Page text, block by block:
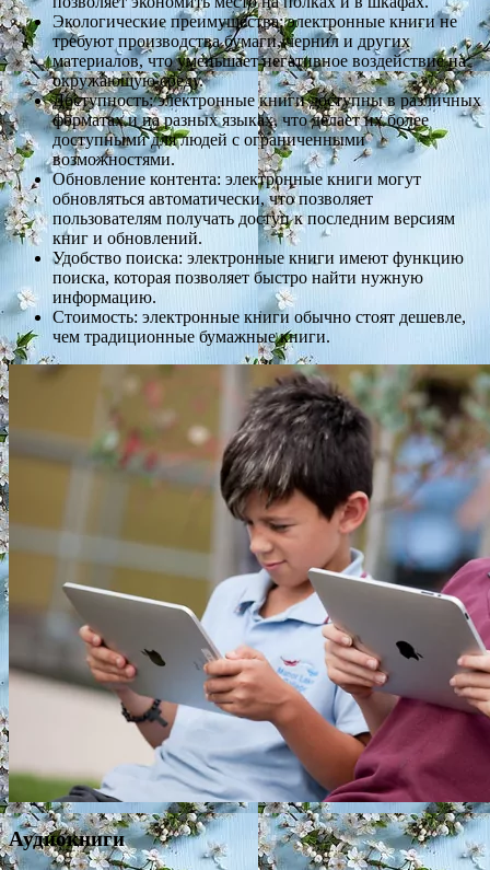
Экологические преимущества: электронные книги не
требуют производства бумаги, чернил и других
материалов, что уменьшает негативное воздействие на
окружающую среду.
Доступность: электронные книги доступны в различных
форматах и на разных языках, что делает их более
доступными для людей с ограниченными
возможностями.
Обновление контента: электронные книги могут
обновляться автоматически, что позволяет
пользователям получать доступ к последним версиям
книг и обновлений.
Удобство поиска: электронные книги имеют функцию
поиска, которая позволяет быстро найти нужную
информацию.
Стоимость: электронные книги обычно стоят дешевле,
чем традиционные бумажные книги.
Аудиокниги